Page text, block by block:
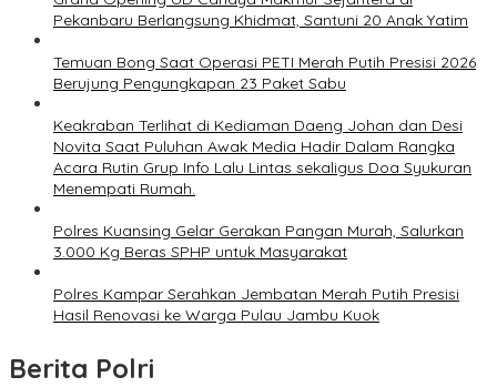
Pekanbaru Berlangsung Khidmat, Santuni 20 Anak Yatim
Temuan Bong Saat Operasi PETI Merah Putih Presisi 2026
Berujung Pengungkapan 23 Paket Sabu
Keakraban Terlihat di Kediaman Daeng Johan dan Desi
Novita Saat Puluhan Awak Media Hadir Dalam Rangka
Acara Rutin Grup Info Lalu Lintas sekaligus Doa Syukuran
Menempati Rumah.
Polres Kuansing Gelar Gerakan Pangan Murah, Salurkan
3.000 Kg Beras SPHP untuk Masyarakat
Polres Kampar Serahkan Jembatan Merah Putih Presisi
Hasil Renovasi ke Warga Pulau Jambu Kuok
Berita Polri